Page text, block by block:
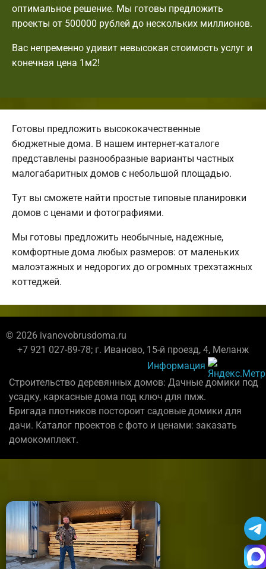
оптимальное решение. Мы готовы предложить
проекты от 500000 рублей до нескольких миллионов.
Вас непременно удивит невысокая стоимость услуг и
конечная цена 1м2!
Готовы предложить высококачественные
бюджетные дома. В нашем интернет-каталоге
представлены разнообразные варианты частных
малогабаритных домов с небольшой площадью.
Тут вы сможете найти простые типовые планировки
домов с ценами и фотографиями.
Мы готовы предложить необычные, надежные,
комфортные дома любых размеров: от маленьких
малоэтажных и недорогих до огромных трехэтажных
коттеджей.
© 2026 ivanovobrusdoma.ru
+7 921 027-89-78; г. Иваново, 15-й проезд, 4, Меланж
Информация
Строительство деревянных домов: Дачные домики под
усадку, каркасные дома под ключ для пмж.
Бригада плотников постороит садовые домики для
дачи. Каталог проектов с фото и ценами: заказать
домокомплект.